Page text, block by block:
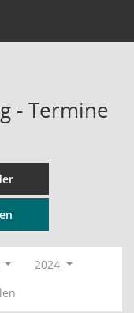
- Termine
2024